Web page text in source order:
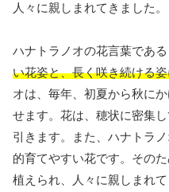
人々に親しまれてきました。
ハナトラノオの花言葉である
い花姿と、長く咲き続ける
オは、毎年、初夏から秋に
せます。花は、穂状に密集
引きます。また、ハナトラ
的育てやすい花です。その
植えられ、人々に親しまれ